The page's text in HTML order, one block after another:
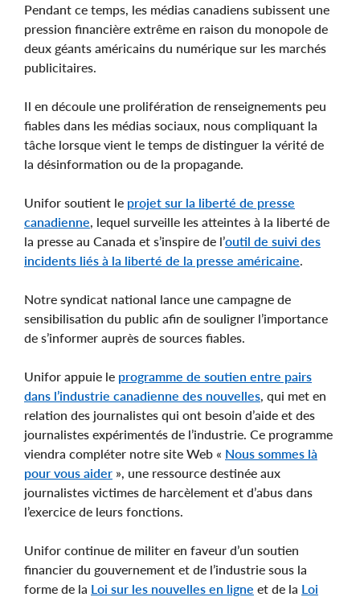
Pendant ce temps, les médias canadiens subissent une
pression financière extrême en raison du monopole de
deux géants américains du numérique sur les marchés
publicitaires.
Il en découle une prolifération de renseignements peu
fiables dans les médias sociaux, nous compliquant la
tâche lorsque vient le temps de distinguer la vérité de
la désinformation ou de la propagande.
Unifor soutient le projet sur la liberté de presse
canadienne , lequel surveille les atteintes à la liberté de
la presse au Canada et s’inspire de l’outil de suivi des
incidents liés à la liberté de la presse américaine
Notre syndicat national lance une campagne de
sensibilisation du public afin de souligner l’importance
de s’informer auprès de sources fiables.
Unifor appuie le programme de soutien entre pairs
dans l’industrie canadienne des nouvelles , qui met en
relation des journalistes qui ont besoin d’aide et des
journalistes expérimentés de l’industrie. Ce programme
viendra compléter notre site Web « Nous sommes là
pour vous aider », une ressource destinée aux
journalistes victimes de harcèlement et d’abus dans
l’exercice de leurs fonctions.
Unifor continue de militer en faveur d’un soutien
financier du gouvernement et de l’industrie sous la
forme de la Loi sur les nouvelles en ligne et de la Loi